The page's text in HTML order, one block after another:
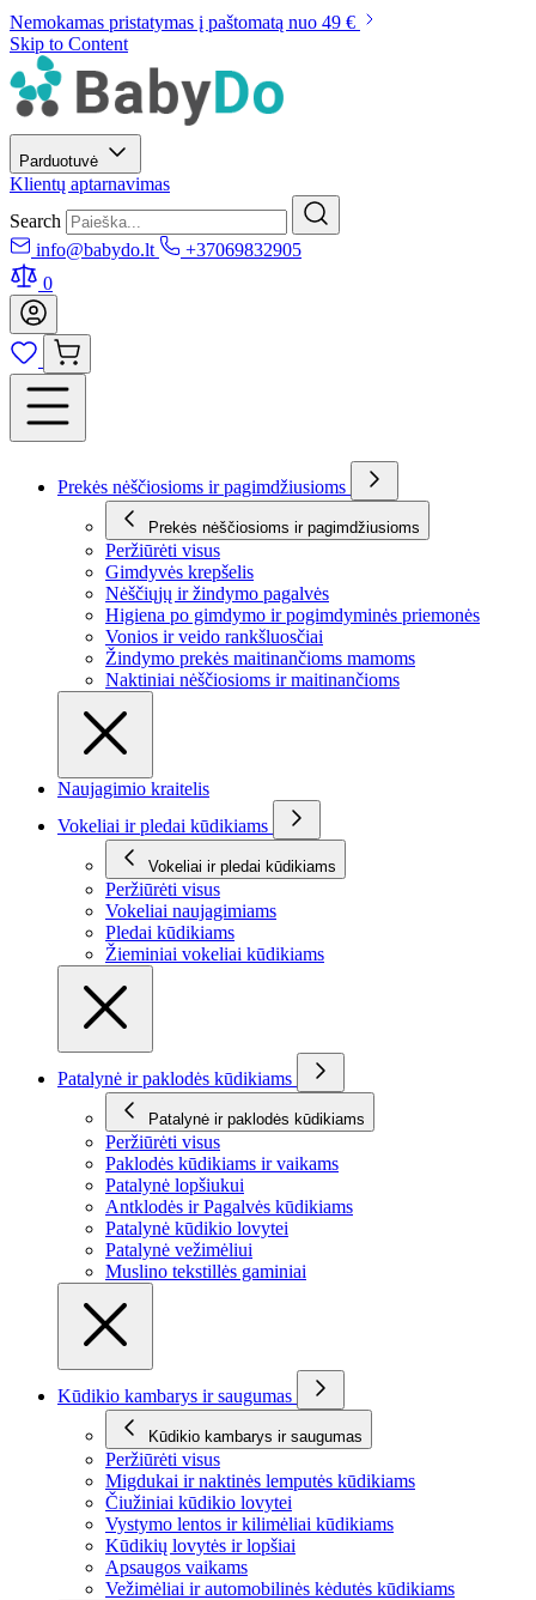
Nemokamas pristatymas į paštomatą nuo 49 €
Skip to Content
Parduotuvė
Klientų aptarnavimas
Search
info@babydo.lt
+37069832905
0
Prekės nėščiosioms ir pagimdžiusioms
Prekės nėščiosioms ir pagimdžiusioms
Peržiūrėti visus
Gimdyvės krepšelis
Nėščiųjų ir žindymo pagalvės
Higiena po gimdymo ir pogimdyminės priemonės
Vonios ir veido rankšluosčiai
Žindymo prekės maitinančioms mamoms
Naktiniai nėščiosioms ir maitinančioms
Naujagimio kraitelis
Vokeliai ir pledai kūdikiams
Vokeliai ir pledai kūdikiams
Peržiūrėti visus
Vokeliai naujagimiams
Pledai kūdikiams
Žieminiai vokeliai kūdikiams
Patalynė ir paklodės kūdikiams
Patalynė ir paklodės kūdikiams
Peržiūrėti visus
Paklodės kūdikiams ir vaikams
Patalynė lopšiukui
Antklodės ir Pagalvės kūdikiams
Patalynė kūdikio lovytei
Patalynė vežimėliui
Muslino tekstillės gaminiai
Kūdikio kambarys ir saugumas
Kūdikio kambarys ir saugumas
Peržiūrėti visus
Migdukai ir naktinės lemputės kūdikiams
Čiužiniai kūdikio lovytei
Vystymo lentos ir kilimėliai kūdikiams
Kūdikių lovytės ir lopšiai
Apsaugos vaikams
Vežimėliai ir automobilinės kėdutės kūdikiams